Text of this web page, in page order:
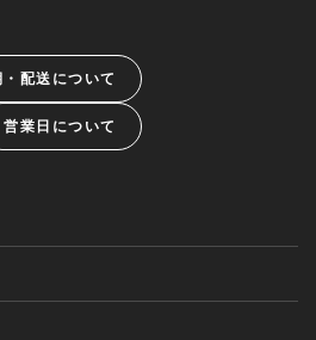
配送について
営業日について